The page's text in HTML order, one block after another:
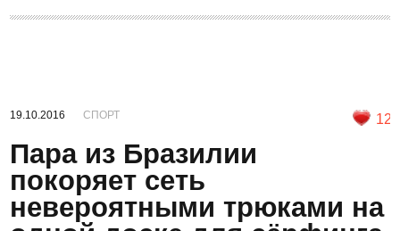
19.10.2016 СПОРТ 12
Пара из Бразилии
покоряет сеть
невероятными трюками на